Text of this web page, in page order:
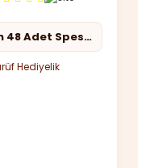
Dark Brown 48 Adet Spesiyel Türüf Hediyelik Çikolata